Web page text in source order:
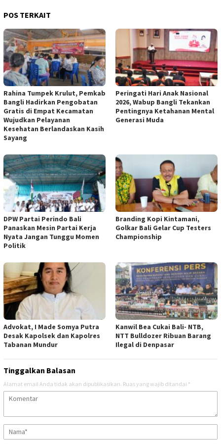
POS TERKAIT
Rahina Tumpek Krulut, Pemkab
Bangli Hadirkan Pengobatan
Gratis di Empat Kecamatan
Wujudkan Pelayanan
Kesehatan Berlandaskan Kasih
Sayang
Peringati Hari Anak Nasional
2026, Wabup Bangli Tekankan
Pentingnya Ketahanan Mental
Generasi Muda
DPW Partai Perindo Bali
Panaskan Mesin Partai Kerja
Nyata Jangan Tunggu Momen
Politik
Branding Kopi Kintamani,
Golkar Bali Gelar Cup Testers
Championship
Advokat, I Made Somya Putra
Desak Kapolsek dan Kapolres
Tabanan Mundur
Kanwil Bea Cukai Bali- NTB,
NTT Bulldozer Ribuan Barang
Ilegal di Denpasar
Tinggalkan Balasan
Alamat email Anda tidak akan dipublikasikan. Ruas yang wajib ditandai *